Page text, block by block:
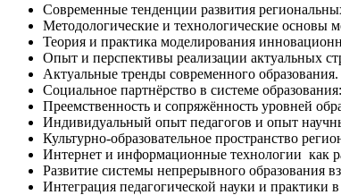
Современные тенденции развития
Методологические и технологические основы
Теория и практика моделирования
Опыт и перспективы реализации актуальных
Актуальные тренды современного образования.
Социальное партнёрство в системе
Преемственность и сопряжённость уровней
Индивидуальный опыт педагогов и опыт
Культурно-образовательное пространство
Интернет и информационные технологии как
Развитие системы непрерывного образования
Интеграция педагогической науки и практики